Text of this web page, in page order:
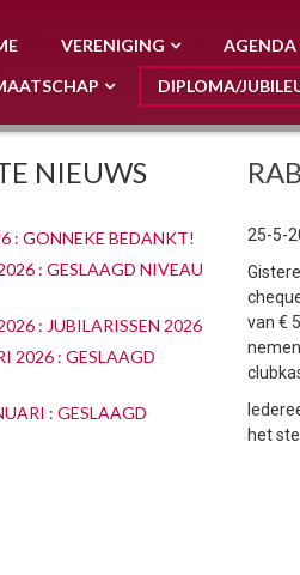
VERENIGING
AGENDA
DIPLOMA/
NIEUWS
: GONNEKE BEDANKT!
: GESLAAGD NIVEAU
: JUBILARISSEN 2026
2026 : GESLAAGD
: GESLAAGD
25-5-
van €
het